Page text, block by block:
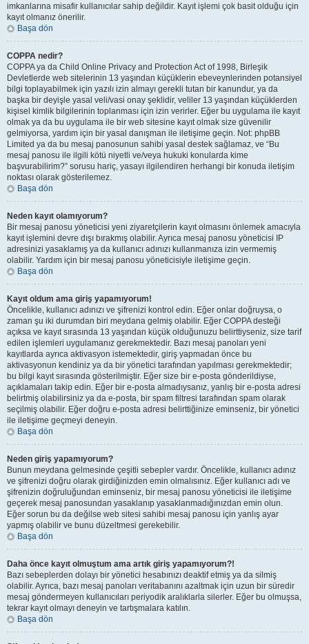
imkanlarına misafir kullanıcılar sahip değildir. Kayıt işlemi çok basit olduğu için
kayıt olmanız önerilir.
Başa dön
COPPA nedir?
COPPA ya da Child Online Privacy and Protection Act of 1998, Birleşik
Devletlerde web sitelerinin 13 yaşından küçüklerin ebeveynlerinden potansiyel
bilgi toplayabilmek için yazılı izin almayı gerekli tutan bir kanundur, ya da
başka bir deyişle yasal veli/vasi onay şeklidir, veliler 13 yaşından küçüklerden
kişisel kimlik bilgilerinin toplanması için izin verirler. Eğer bu uygulama ile kayıt
olmak ya da bu uygulama ile bir web sitesine kayıt olmak size güvenilir
gelmiyorsa, yardım için bir yasal danışman ile iletişime geçin. Not: phpBB
Limited ya da bu mesaj panosunun sahibi yasal destek sağlamaz, ve “Bu
mesaj panosu ile ilgili kötü niyetli ve/veya hukuki konularda kime
başvurabilirim?” sorusu hariç, yasayı ilgilendiren herhangi bir konuda iletişim
noktası olarak gösterilemez.
Başa dön
Neden kayıt olamıyorum?
Bir mesaj panosu yöneticisi yeni ziyaretçilerin kayıt olmasını önlemek amacıyla
kayıt işlemini devre dışı bırakmış olabilir. Ayrıca mesaj panosu yöneticisi IP
adresinizi yasaklamış ya da kullanıcı adınızı kullanmanıza izin vermemiş
olabilir. Yardım için bir mesaj panosu yöneticisiyle iletişime geçin.
Başa dön
Kayıt oldum ama giriş yapamıyorum!
Öncelikle, kullanıcı adınızı ve şifrenizi kontrol edin. Eğer onlar doğruysa, o
zaman şu iki durumdan biri meydana gelmiş olabilir. Eğer COPPA desteği
açıksa ve kayıt sırasında 13 yaşından küçük olduğunuzu belirttiyseniz, size tarif
edilen işlemleri uygulamanız gerekmektedir. Bazı mesaj panoları yeni
kayıtlarda ayrıca aktivasyon istemektedir, giriş yapmadan önce bu
aktivasyonun kendiniz ya da bir yönetici tarafından yapılması gerekmektedir;
bu bilgi kayıt sırasında gösterilmiştir. Eğer size bir e-posta gönderildiyse,
açıklamaları takip edin. Eğer bir e-posta almadıysanız, yanlış bir e-posta adresi
belirtmiş olabilirsiniz ya da e-posta, bir spam filtresi tarafından spam olarak
seçilmiş olabilir. Eğer doğru e-posta adresi belirttiğinize eminseniz, bir yönetici
ile iletişime geçmeyi deneyin.
Başa dön
Neden giriş yapamıyorum?
Bunun meydana gelmesinde çeşitli sebepler vardır. Öncelikle, kullanıcı adınız
ve şifrenizi doğru olarak girdiğinizden emin olmalısınız. Eğer kullanıcı adı ve
şifrenizin doğruluğundan eminseniz, bir mesaj panosu yöneticisi ile iletişime
geçerek mesaj panosundan yasaklanıp yasaklanmadığınızdan emin olun.
Eğer sorun bu da değilse web sitesi sahibi mesaj panosu için yanlış ayar
yapmış olabilir ve bunu düzeltmesi gerekebilir.
Başa dön
Daha önce kayıt olmuştum ama artık giriş yapamıyorum?!
Bazı sebeplerden dolayı bir yönetici hesabınızı deaktif etmiş ya da silmiş
olabilir. Ayrıca, bazı mesaj panoları veritabanını azaltmak için uzun bir süredir
mesaj göndermeyen kullanıcıları periyodik aralıklarla silerler. Eğer bu olmuşsa,
tekrar kayıt olmayı deneyin ve tartışmalara katılın.
Başa dön